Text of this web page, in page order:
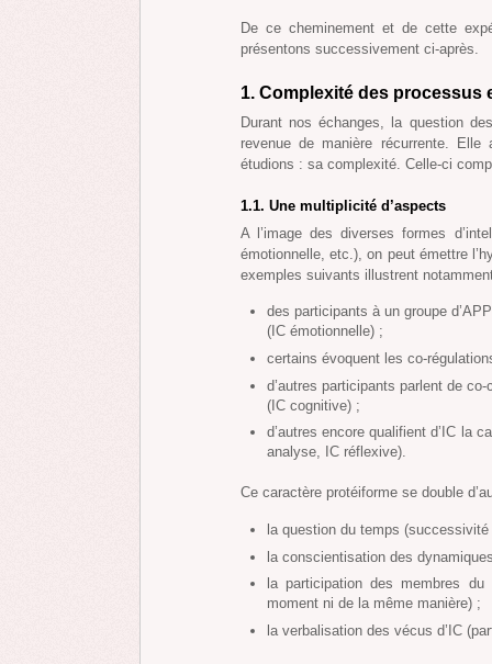
De ce cheminement et de cette
présentons successivement ci-après.
1. Complexité des processus
Durant nos échanges, la question
revenue de manière récurrente.
étudions : sa complexité. Celle-ci
1.1. Une multiplicité d’aspects
A l’image des diverses formes
émotionnelle, etc.), on peut émettre
exemples suivants illustrent
des participants à un groupe
(IC émotionnelle) ;
certains évoquent les co-
d’autres participants parlent de
(IC cognitive) ;
d’autres encore qualifient d’IC la
analyse, IC réflexive).
Ce caractère protéiforme se double
la question du temps
la conscientisation des
la participation des membres
moment ni de la même manière) ;
la verbalisation des vécus d’IC